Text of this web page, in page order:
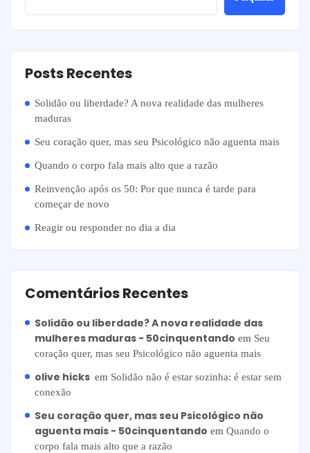
Posts Recentes
Solidão ou liberdade? A nova realidade das mulheres
maduras
Seu coração quer, mas seu Psicológico não aguenta mais
Quando o corpo fala mais alto que a razão
Reinvenção após os 50: Por que nunca é tarde para
começar de novo
Reagir ou responder no dia a dia
Comentários Recentes
Solidão ou liberdade? A nova realidade das
mulheres maduras - 50cinquentando em Seu
coração quer, mas seu Psicológico não aguenta mais
olive hicks em Solidão não é estar sozinha: é estar sem
conexão
Seu coração quer, mas seu Psicológico não
aguenta mais - 50cinquentando em Quando o
corpo fala mais alto que a razão